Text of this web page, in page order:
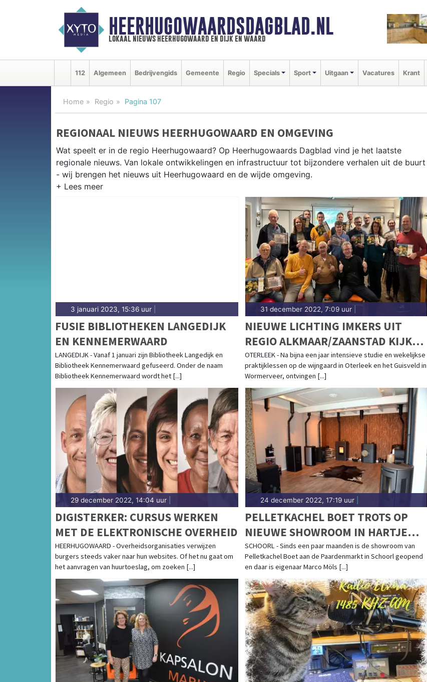
HEERHUGOWAARDSDAGBLAD.NL
lokaal nieuws heerhugowaard en dijk en waard
112 Algemeen Bedrijvengids Gemeente Regio Specials Sport Uitgaan Vacatures Krant
Home Regio Pagina 107
REGIONAAL NIEUWS HEERHUGOWAARD EN OMGEVING
Wat speelt er in de regio Heerhugowaard? Op Heerhugowaards Dagblad vind je het laatste
regionale nieuws. Van lokale ontwikkelingen en infrastructuur tot bijzondere verhalen uit de buurt
- wij brengen het nieuws uit Heerhugowaard en de wijde omgeving.
Onze redactie kent de regio als geen ander en brengt dagelijks het belangrijkste lokale nieuws uit
Heerhugowaard en omliggende plaatsen bij jou thuis.
3 januari 2023, 15:36 uur
FUSIE BIBLIOTHEKEN LANGEDIJK
EN KENNEMERWAARD
LANGEDIJK - Vanaf 1 januari zijn Bibliotheek Langedijk en
Bibliotheek Kennemerwaard gefuseerd. Onder de naam
Bibliotheek Kennemerwaard wordt het [...]
31 december 2022, 7:09 uur|
NIEUWE LICHTING IMKERS UIT
REGIO ALKMAAR/ZAANSTAD KIJKEN
UIT NAAR MOOI BIJENJAAR 2023
OTERLEEK - Na bijna een jaar intensieve studie en wekelijkse
praktijklessen op de wijngaard in Oterleek en het Guisveld in
Wormerveer, ontvingen [...]
29 december 2022, 14:04 uur
DIGISTERKER: CURSUS WERKEN
MET DE ELEKTRONISCHE OVERHEID
HEERHUGOWAARD - Overheidsorganisaties verwijzen
burgers steeds vaker naar hun websites. Of het nu gaat om
het aanvragen van huurtoeslag, om zoeken [...]
24 december 2022, 17:19 uur|
PELLETKACHEL BOET TROTS OP
NIEUWE SHOWROOM IN HARTJE
SCHOORL
SCHOORL - Sinds een paar maanden is de showroom van
Pelletkachel Boet aan de Paardenmarkt in Schoorl geopend
en daar is eigenaar Marco Möls [...]